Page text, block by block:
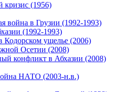
кризис (1956)
война в Грузии (1992-1993)
(1992-1993)
Кодорском ущелье (2006)
Осетии (2008)
конфликт в Абхазии (2008)
НАТО (2003-н.в.)